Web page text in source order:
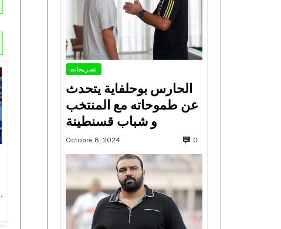
تصريحات
الحارس بوحلفاية يتحدث
عن طموحاته مع المنتخب
و شباب قسنطينة
Octobre 8, 2024 0